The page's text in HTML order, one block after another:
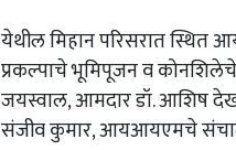
येथीलमिहानपरिसरातस्थित
प्रकल्पाचेभूमिपूजनवकोनशिलेचे
जयस्वाल,आमदारडॉ.आशिष
संजीवकुमार,आयआयएमचे